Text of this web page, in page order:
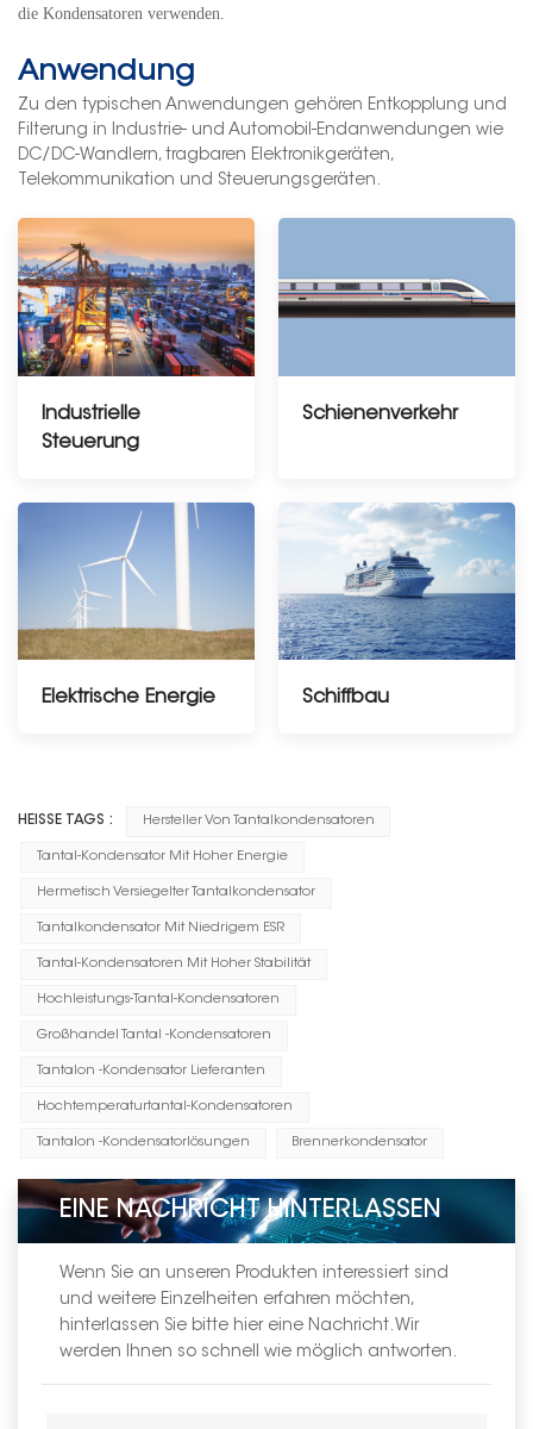
die Kondensatoren verwenden.
Anwendung
Zu den typischen Anwendungen gehören Entkopplung und
Filterung in Industrie- und Automobil-Endanwendungen wie
DC/DC-Wandlern, tragbaren Elektronikgeräten,
Telekommunikation und Steuerungsgeräten.
Industrielle
Steuerung
Schienenverkehr
Elektrische Energie Schiffbau
HEISSE TAGS : Hersteller Von Tantalkondensatoren
Tantal-Kondensator Mit Hoher Energie
Hermetisch Versiegelter Tantalkondensator
Tantalkondensator Mit Niedrigem ESR
Tantal-Kondensatoren Mit Hoher Stabilität
Hochleistungs-Tantal-Kondensatoren
Großhandel Tantal -Kondensatoren
Tantalon -Kondensator Lieferanten
Hochtemperaturtantal-Kondensatoren
Tantalon -Kondensatorlösungen Brennerkondensator
EINE NACHRICHT HINTERLASSEN
Wenn Sie an unseren Produkten interessiert sind
und weitere Einzelheiten erfahren möchten,
hinterlassen Sie bitte hier eine Nachricht. Wir
werden Ihnen so schnell wie möglich antworten.